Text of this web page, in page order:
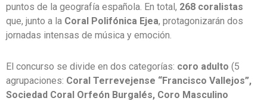
puntos de la geografía española. En total, 268 coralistas
que, junto a la Coral Polifónica Ejea, protagonizarán dos
jornadas intensas de música y emoción.
El concurso se divide en dos categorías: coro adulto (5
agrupaciones: Coral Terrevejense “Francisco Vallejos”,
Sociedad Coral Orfeón Burgalés, Coro Masculino